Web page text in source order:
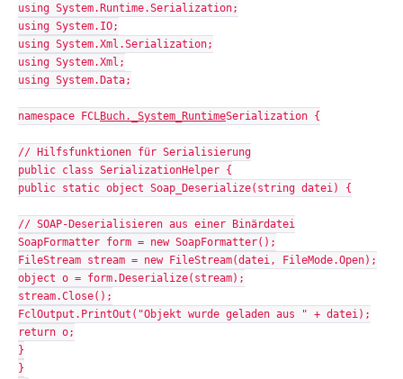
using System.Runtime.Serialization;
using System.IO;
using System.Xml.Serialization;
using System.Xml;
using System.Data;
namespace FCLBuch._System_RuntimeSerialization {
// Hilfsfunktionen für Serialisierung
public class SerializationHelper {
public static object Soap_Deserialize(string datei) {
// SOAP-Deserialisieren aus einer Binärdatei
SoapFormatter form = new SoapFormatter();
FileStream stream = new FileStream(datei, FileMode.Open);
object o = form.Deserialize(stream);
stream.Close();
FclOutput.PrintOut("Objekt wurde geladen aus " + datei);
return o;
}
}